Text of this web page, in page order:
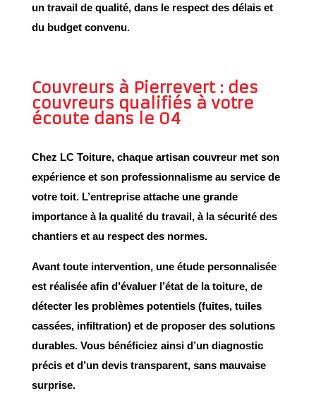
un travail de qualité, dans le respect des délais et
du budget convenu.
Couvreurs à Pierrevert : des
couvreurs qualifiés à votre
écoute dans le 04
Chez LC Toiture, chaque artisan couvreurmet son
expérienceet son professionnalismeau service de
votre toit. L’entreprise attache une grande
importance à laqualité du travail, à lasécurité des
chantierset au respect des normes.
Avant toute intervention, une étude personnalisée
est réalisée afin d’évaluer l’état de la toiture, de
détecter les problèmes potentiels (fuites, tuiles
cassées, infiltration) et de proposer des solutions
durables. Vous bénéficiez ainsi d’un diagnostic
préciset d’un devis transparent, sans mauvaise
surprise.